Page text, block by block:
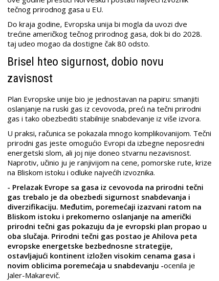
tečnog prirodnog gasa u EU.
Do kraja godine, Evropska unija bi mogla da uvozi dve
trećine američkog tečnog prirodnog gasa, dok bi do 2028.
taj udeo mogao da dostigne čak 80 odsto.
Brisel hteo sigurnost, dobio novu
zavisnost
Plan Evropske unije bio je jednostavan na papiru: smanjiti
oslanjanje na ruski gas iz cevovoda, preći na tečni prirodni
gas i tako obezbediti stabilnije snabdevanje iz više izvora.
U praksi, računica se pokazala mnogo komplikovanijom. Tečni
prirodni gas jeste omogućio Evropi da izbegne neposredni
energetski slom, ali joj nije doneo stvarnu nezavisnost.
Naprotiv, učinio ju je ranjivijom na cene, pomorske rute, krize
na Bliskom istoku i odluke najvećih izvoznika.
- Prelazak Evrope sa gasa iz cevovoda na prirodni tečni
gas trebalo je da obezbedi sigurnost snabdevanja i
diverzifikaciju. Međutim, poremećaji izazvani ratom na
Bliskom istoku i prekomerno oslanjanje na američki
prirodni tečni gas pokazuju da je evropski plan propao u
oba slučaja. Prirodni tečni gas postao je Ahilova peta
evropske energetske bezbednosne strategije,
ostavljajući kontinent izložen visokim cenama gasa i
novim oblicima poremećaja u snabdevanju -ocenila je
Jaler-Makarevič.